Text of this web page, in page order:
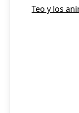
Teo y los